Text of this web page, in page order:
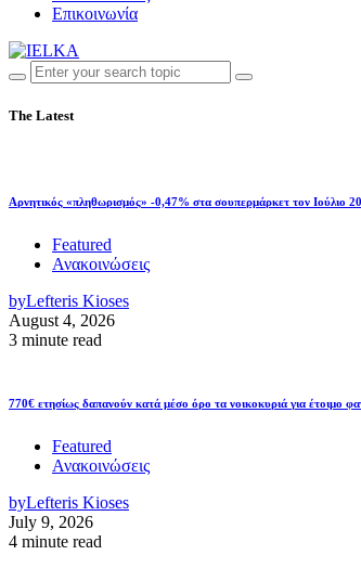
Επικοινωνία
The Latest
Αρνητικός «πληθωρισμός» -0,47% στα σουπερμάρκετ τον Ιούλιο
Featured
Ανακοινώσεις
byLefteris Kioses
August 4, 2026
3 minute read
770€ ετησίως δαπανούν κατά μέσο όρο τα νοικοκυριά για έτοιμο
Featured
Ανακοινώσεις
byLefteris Kioses
July 9, 2026
4 minute read